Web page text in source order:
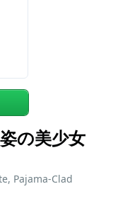
の美少女
Pajama-Clad